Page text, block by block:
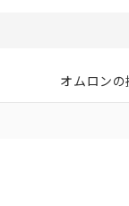
オムロン